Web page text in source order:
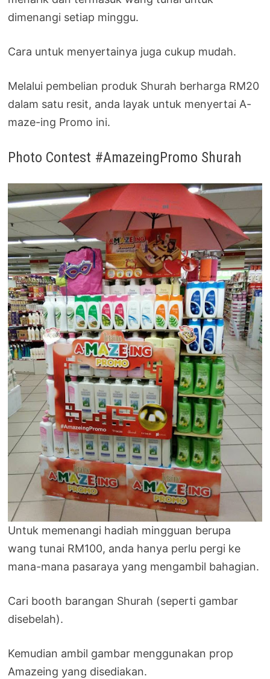
dimenangi setiap minggu.
Cara untuk menyertainya juga cukup mudah.
Melalui pembelian produk Shurah berharga RM20
dalam satu resit, anda layak untuk menyertai A-
maze-ing Promo ini.
Photo Contest #AmazeingPromo Shurah
Untuk memenangi hadiah mingguan berupa
wang tunai RM100, anda hanya perlu pergi ke
mana-mana pasaraya yang mengambil bahagian.
Cari booth barangan Shurah (seperti gambar
disebelah).
Kemudian ambil gambar menggunakan prop
Amazeing yang disediakan.